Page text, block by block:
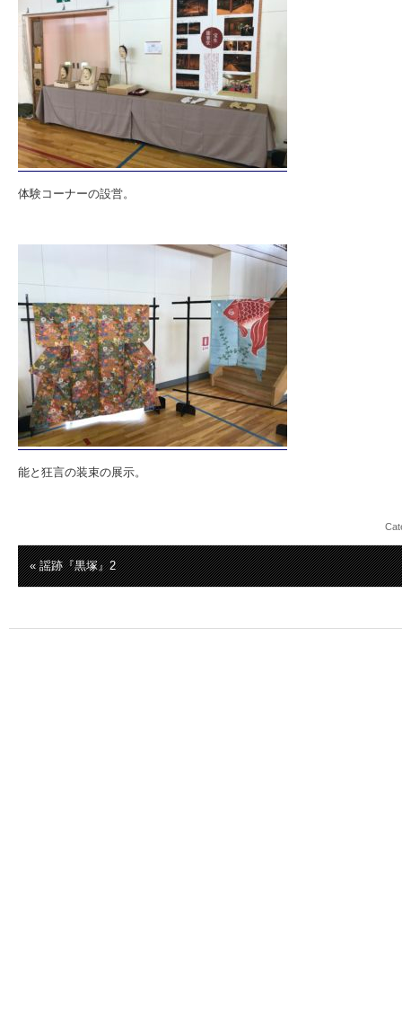
体験コーナーの設営。
能と狂言の装束の展示。
« 謡跡『黒塚』2